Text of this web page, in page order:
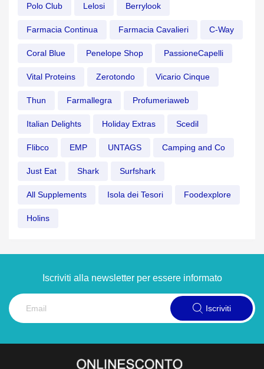
Polo Club Lelosi Berrylook
Farmacia Continua Farmacia Cavalieri C-Way
Coral Blue Penelope Shop PassioneCapelli
Vital Proteins Zerotondo Vicario Cinque
Thun Farmallegra Profumeriaweb
Italian Delights Holiday Extras Scedil
Flibco EMP UNTAGS Camping and Co
Just Eat Shark Surfshark
All Supplements Isola dei Tesori Foodexplore
Holins
Iscriviti alla newsletter per essere informato
Iscriviti